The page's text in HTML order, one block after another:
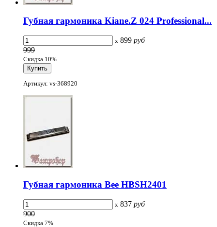
Губная гармоника Kiane.Z 024 Professional...
x 899 руб
999
Скидка 10%
Артикул: vs-368920
Губная гармоника Bee HBSH2401
x 837 руб
900
Скидка 7%